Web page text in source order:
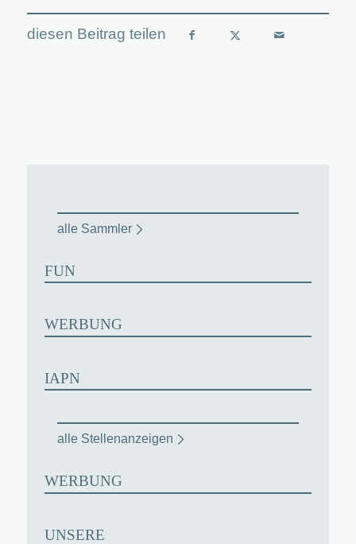
alle Sammler
FUN
WERBUNG
IAPN
alle Stellenanzeigen
WERBUNG
UNSERE